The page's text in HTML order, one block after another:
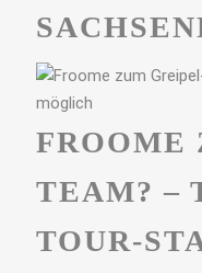
FROOME
TEAM? –
TOUR-